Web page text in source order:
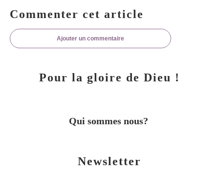
Commenter cet article
Ajouter un commentaire
Newsletter
Pour la gloire de Dieu !
Qui sommes nous?